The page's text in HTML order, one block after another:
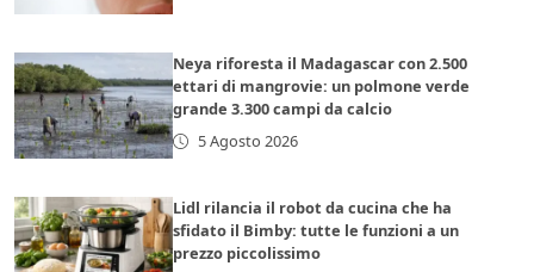
Neya riforesta il Madagascar con 2.500
ettari di mangrovie: un polmone verde
grande 3.300 campi da calcio
5 Agosto 2026
Lidl rilancia il robot da cucina che ha
sfidato il Bimby: tutte le funzioni a un
prezzo piccolissimo